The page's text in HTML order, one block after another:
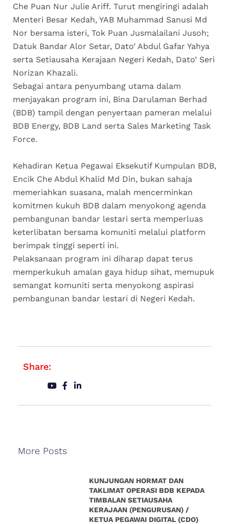
Che Puan Nur Julie Ariff. Turut mengiringi adalah
Menteri Besar Kedah, YAB Muhammad Sanusi Md
Nor bersama isteri, Tok Puan Jusmalailani Jusoh;
Datuk Bandar Alor Setar, Dato’ Abdul Gafar Yahya
serta Setiausaha Kerajaan Negeri Kedah, Dato’ Seri
Norizan Khazali.
Sebagai antara penyumbang utama dalam
menjayakan program ini, Bina Darulaman Berhad
(BDB) tampil dengan penyertaan pameran melalui
BDB Energy, BDB Land serta Sales Marketing Task
Force.
Kehadiran Ketua Pegawai Eksekutif Kumpulan BDB,
Encik Che Abdul Khalid Md Din, bukan sahaja
memeriahkan suasana, malah mencerminkan
komitmen kukuh BDB dalam menyokong agenda
pembangunan bandar lestari serta memperluas
keterlibatan bersama komuniti melalui platform
berimpak tinggi seperti ini.
Pelaksanaan program ini diharap dapat terus
memperkukuh amalan gaya hidup sihat, memupuk
semangat komuniti serta menyokong aspirasi
pembangunan bandar lestari di Negeri Kedah.
Share:
More Posts
KUNJUNGAN HORMAT DAN
TAKLIMAT OPERASI BDB KEPADA
TIMBALAN SETIAUSAHA
KERAJAAN (PENGURUSAN) /
KETUA PEGAWAI DIGITAL (CDO)